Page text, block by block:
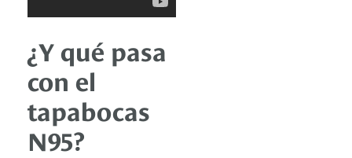
¿Y qué pasa
con el
tapabocas
N95?